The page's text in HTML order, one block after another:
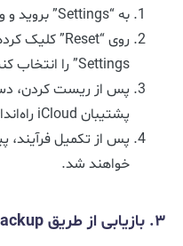
به “Settings” بروید و وارد بخش “General” شوید.
Settings” را انتخاب کنید.
پس از ریست کردن،
پشتیبان iCloud راه‌اندازی کنید.
پس از تکمیل فرآیند،
خواهند شد.